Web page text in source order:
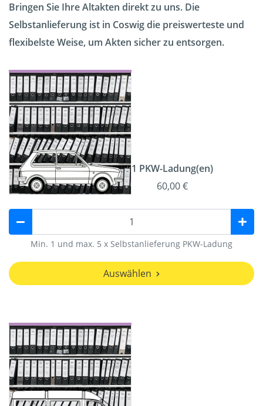
Bringen Sie Ihre Altakten direkt zu uns. Die
Selbstanlieferung ist in Coswig die preiswerteste und
flexibelste Weise, um Akten sicher zu entsorgen.
1 PKW-Ladung(en)
60,00 €
Min. 1 und max. 5 x Selbstanlieferung PKW-Ladung
Auswählen